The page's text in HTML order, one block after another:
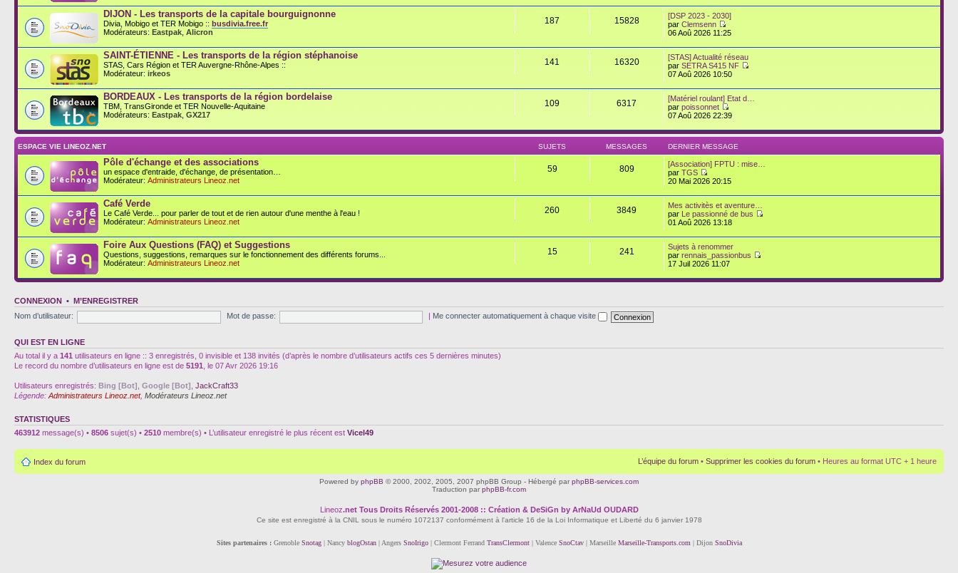
DIJON - Les transports de la capitale bourguignonne
Divia, Mobigo et TER Mobigo :: busdivia.free.fr
Modérateurs: Eastpak Alicron
187 15828
[DSP 2023 - 2030]
parClemsenn
06 Aoû 2026 11:25
SAINT-ÉTIENNE - Les transports de la région stéphanoise
STAS, Cars Région et TER Auvergne-Rhône-Alpes ::
Modérateur: irkeos
141 16320
[STAS] Actualité réseau
parSETRA S415 NF
07 Aoû 2026 10:50
BORDEAUX - Les transports de la région bordelaise
TBM, TransGironde et TER Nouvelle-Aquitaine
Modérateurs: Eastpak GX217
109 6317
[Matériel roulant] Etat d…
parpoissonnet
07 Aoû 2026 22:39
ESPACE VIE LINEOZ.NET SUJETS MESSAGES DERNIER MESSAGE
Pôle d'échange et des associations
un espace d'entraide, d'échange, de présentation…
Modérateur: Administrateurs Lineoz.net
59 809
[Association] FPTU : mise…
parTGS
20 Mai 2026 20:15
Café Verde
Le Café Verde... pour parler de tout et de rien autour d'une menthe à l'eau !
Modérateur: Administrateurs Lineoz.net
260 3849
Mes activitès et aventure…
par Le passionné de bus
01 Aoû 2026 13:18
Foire Aux Questions (FAQ) et Suggestions
Questions, suggestions, remarques sur le fonctionnement des différents forums...
Modérateur: Administrateurs Lineoz.net
15 241
Sujets à renommer
parrennais_passionbus
17 Juil 2026 11:07
CONNEXION • M’ENREGISTRER
Nom d’utilisateur:
Mot de passe: Me connecter automatiquement à chaque visite
QUI EST EN LIGNE
Au total il y a 141 utilisateurs en ligne :: 3 enregistrés, 0 invisible et 138 invités (d’après le nombre d’utilisateurs actifs ces 5 dernières minutes)
Le record du nombre d’utilisateurs en ligne est de 5191 , le 07 Avr 2026 19:16
Utilisateurs enregistrés: Bing [Bot] Google [Bot] JackCraft33
Légende: Administrateurs Lineoz.net, Modérateurs Lineoz.net
STATISTIQUES
463912 message(s) • 8506 sujet(s) • 2510 membre(s) • L’utilisateur enregistré le plus récent est Vicel49
Index du forum L’équipe du forum • Supprimer les cookies du forum • Heures au format UTC + 1 heure
Powered by phpBB © 2000, 2002, 2005, 2007 phpBB Group - Hébergé par phpBB-services.com
Traduction par phpBB-fr.com
Lineoz.netTous Droits Réservés 2001-2008 :: Création & DeSiGn by ArNaUd OUDARD
Ce site est enregistré à la CNIL sous le numéro 1072137 conformément à l'article 16 de la Loi Informatique et Liberté du 6 janvier 1978
Sites partenaires :Grenoble Snotag| Nancy blogOstan| Angers SnoIrigo| Clermont Ferrand TransClermont| Valence SnoCtav| Marseille Marseille-Transports.com | Dijon SnoDivia